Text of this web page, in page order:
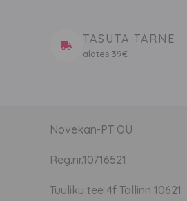
TASUTA TARNE
alates 39€
Novekan-PT OÜ
Reg.nr.10716521
Tuuliku tee 4f Tallinn 10621